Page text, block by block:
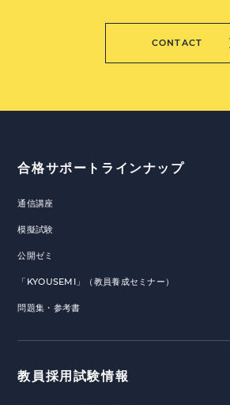
CONTACT
合格サポートラインナップ
通信講座
模擬試験
公開ゼミ
「KYOUSEMI」（教員養成セミナー）
問題集・参考書
教員採用試験情報